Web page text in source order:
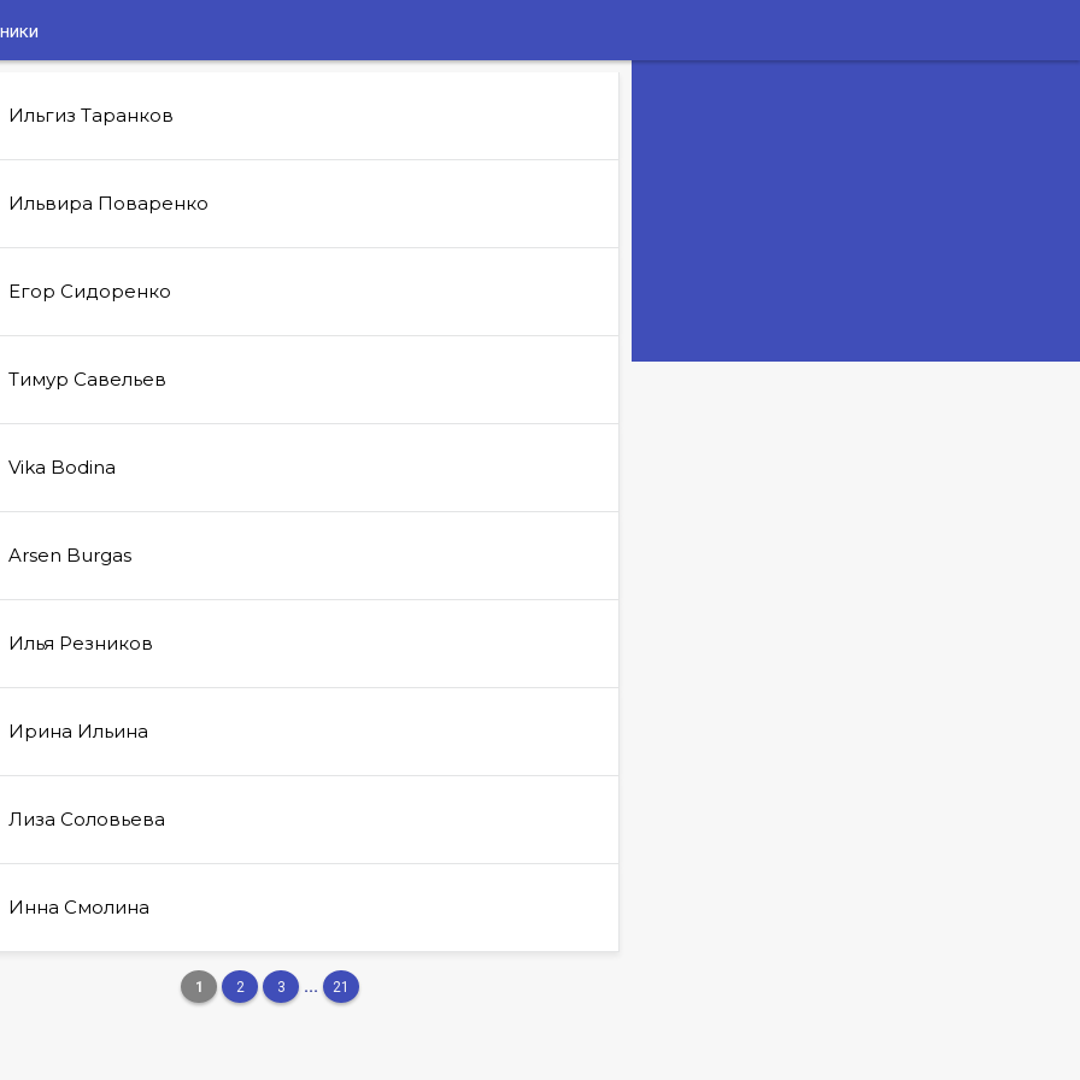
Ильгиз Таранков
Ильвира Поваренко
Егор Сидоренко
Тимур Савельев
Vika Bodina
Arsen Burgas
Илья Резников
Ирина Ильина
Лиза Соловьева
Инна Смолина
1 2 3 ... 21